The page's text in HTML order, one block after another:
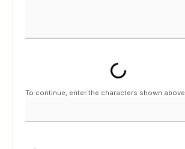
Loading...
To continue, enter the characters shown above